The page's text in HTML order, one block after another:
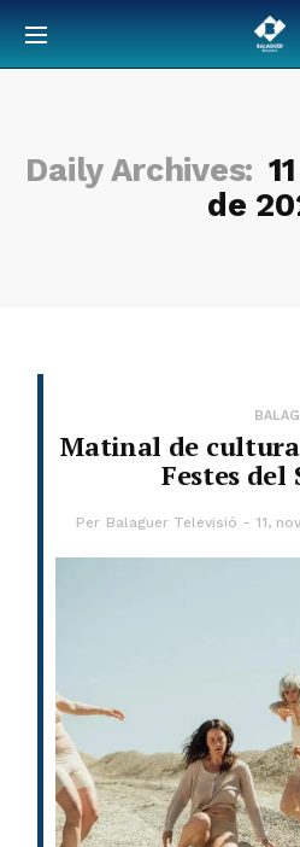
Daily Archives:
de
Matinal de
Festes del
Per Balaguer Televisió 11,